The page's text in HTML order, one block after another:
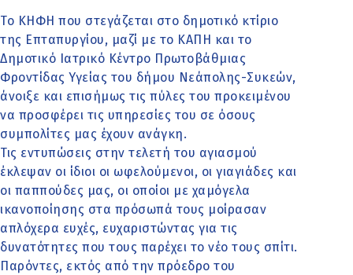
Το ΚΗΦΗ που στεγάζεται στο δημοτικό κτίριο
της Επταπυργίου, μαζί με το ΚΑΠΗ και το
Δημοτικό Ιατρικό Κέντρο Πρωτοβάθμιας
Φροντίδας Υγείας του δήμου Νεάπολης-Συκεών,
άνοιξε και επισήμως τις πύλες του προκειμένου
να προσφέρει τις υπηρεσίες του σε όσους
συμπολίτες μας έχουν ανάγκη.
Τις εντυπώσεις στην τελετή του αγιασμού
έκλεψαν οι ίδιοι οι ωφελούμενοι, οι γιαγιάδες και
οι παππούδες μας, οι οποίοι με χαμόγελα
ικανοποίησης στα πρόσωπά τους μοίρασαν
απλόχερα ευχές, ευχαριστώντας για τις
δυνατότητες που τους παρέχει το νέο τους σπίτι.
Παρόντες, εκτός από την πρόεδρο του